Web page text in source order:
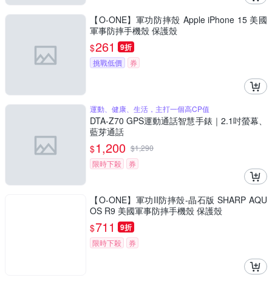
【O-ONE】軍功防摔殼 Apple iPhone 15 美國
軍事防摔手機殼 保護殼
$261 9折
挑戰低價 券
運動、健康、生活，主打一個高CP值
DTA-Z70 GPS運動通話智慧手錶｜2.1吋螢幕、
藍芽通話
$1,200 $1,290
限時下殺
券
【O-ONE】軍功II防摔殼-晶石版 SHARP AQU
OS R9 美國軍事防摔手機殼 保護殼
$711 9折
限時下殺 券